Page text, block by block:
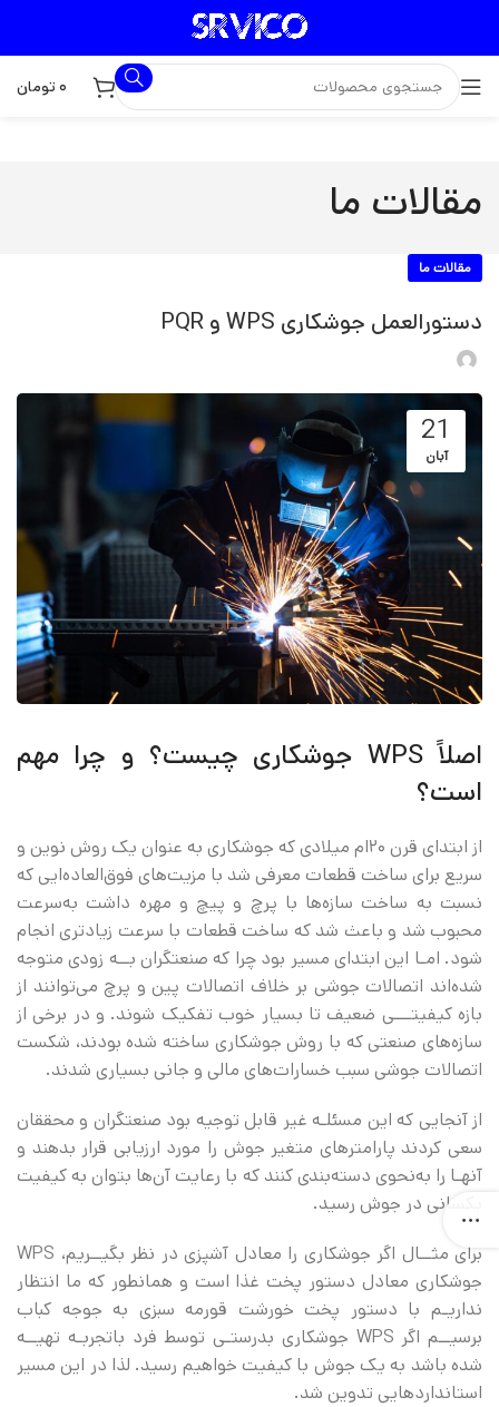
۰ تومان
مقالات ما
مقالات ما
دستورالعمل جوشکاری WPS و PQR
21
آبان
اصلاً WPS جوشکاری چیست؟ و چرا مهم
است؟
از ابتدای قرن ۲۰‌ام میلادی که جوشکاری به عنوان یک روش نوین و
سریع برای ساخت قطعات معرفی شد با مزیت‌های فوق‌العاده‌ایی که
نسبت به ساخت سازه‌ها با پرچ و پیچ و مهره داشت به‌سرعت
محبوب شد و باعث شد که ساخت قطعات با سرعت زیادتری انجام
شود. امـا این ابتدای مسیر بود چرا که صنعتگران بــه زودی متوجه
شده‌اند اتصالات جوشی بر خلاف اتصالات پین و پرچ می‌توانند از
بازه کیفیتـــی ضعیف تا بسیار خوب تفکیک شوند. و در برخی از
سازه‌های صنعتی که با روش جوشکاری ساخته شده بودند، شکست
اتصالات جوشی سبب خسارات‌های مالی و جانی بسیاری شدند.
از آنجایی که این مسئلـه غیر قابل توجیه بود صنعتگران و محققان
سعی کردند پارامتر‌های متغیر جوش را مورد ارزیابی قرار بدهند و
آنهـا را به‌نحوی دسته‌بندی کنند که با رعایت آن‌ها بتوان به کیفیت
یکسانی در جوش رسید.
برای مثــال اگر جوشکاری را معادل آشپزی در نظر بگیــریم، WPS
جوشکاری معادل دستور پخت غذا است و همانطور که ما انتظار
نداریـم با دستور پخت خورشت قورمه سبزی به جوجه کباب
برسیــم اگر WPS جوشکاری بدرستـی توسط فرد باتجربـه تهیــه
شده باشد به یک جوش با کیفیت خواهیم رسید. لذا در این مسیر
استاندارد‌هایی تدوین شد.